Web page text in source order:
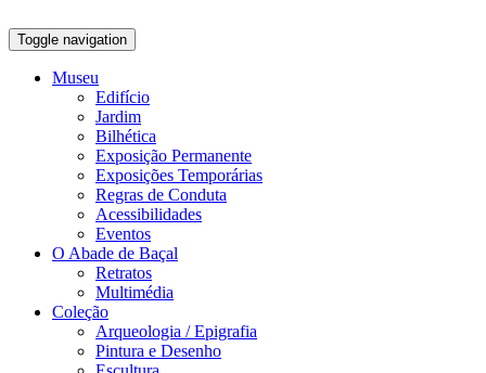
Toggle navigation
Museu
Edifício
Jardim
Bilhética
Exposição Permanente
Exposições Temporárias
Regras de Conduta
Acessibilidades
Eventos
O Abade de Baçal
Retratos
Multimédia
Coleção
Arqueologia / Epigrafia
Pintura e Desenho